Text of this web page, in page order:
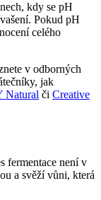
kdy se pH
Pokud pH
celého
v odborných
jak
Natural či Creative
fermentace není v
a svěží vůni, která